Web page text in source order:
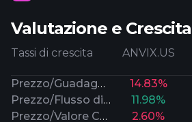
Valutazione e Crescita
Tassi di crescita ANVIX.US
Prezzo/Guadagni Futuri 14.83%
Prezzo/Flusso di Cassa
11.98%
Prezzo/Valore Contabile
2.60%